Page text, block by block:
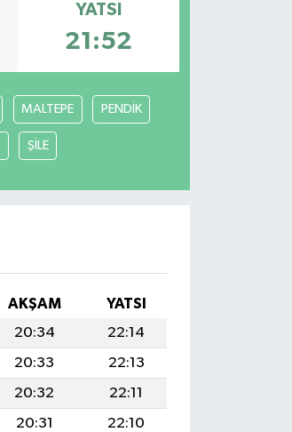
YATSI
21:52
MALTEPE PENDİK
ŞİLE
AKŞAM
YATSI
20:34
22:14
20:33
22:13
20:32
22:11
20:31
22:10